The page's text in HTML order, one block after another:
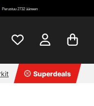
Perustuu 2732 ääneen
Superdeals